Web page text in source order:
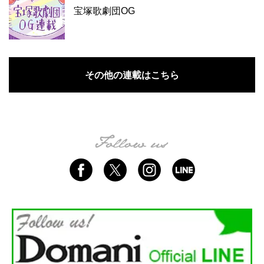
宝塚歌劇団OG
その他の連載はこちら